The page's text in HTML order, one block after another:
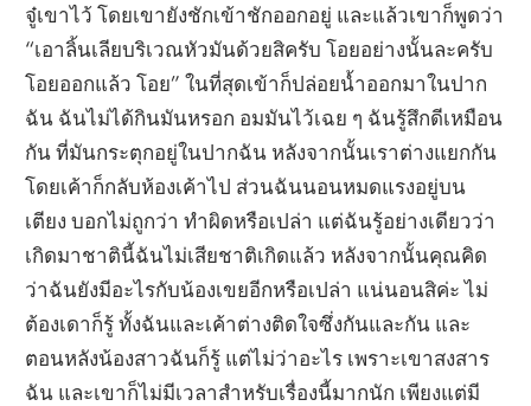
จู๋เขาไว้ โดยเขายังชักเข้าชักออกอยู่ และแล้วเขาก็พูดว่า
“เอาลิ้นเลียบริเวณหัวมันด้วยสิครับ โอยอย่างนั้นละครับ
โอยออกแล้ว โอย” ในที่สุดเข้าก็ปล่อยน้ำออกมาในปาก
ฉัน ฉันไม่ได้กินมันหรอก อมมันไว้เฉย ๆ ฉันรู้สึกดีเหมือน
กัน ที่มันกระตุกอยู่ในปากฉัน หลังจากนั้นเราต่างแยกกัน
โดยเค้าก็กลับห้องเค้าไป ส่วนฉันนอนหมดแรงอยู่บน
เตียง บอกไม่ถูกว่า ทำผิดหรือเปล่า แต่ฉันรู้อย่างเดียวว่า
เกิดมาชาตินี้ฉันไม่เสียชาติเกิดแล้ว หลังจากนั้นคุณคิด
ว่าฉันยังมีอะไรกับน้องเขยอีกหรือเปล่า แน่นอนสิค่ะ ไม่
ต้องเดาก็รู้ ทั้งฉันและเค้าต่างติดใจซึ่งกันและกัน และ
ตอนหลังน้องสาวฉันก็รู้ แต่ไม่ว่าอะไร เพราะเขาสงสาร
ฉัน และเขาก็ไม่มีเวลาสำหรับเรื่องนี้มากนัก เพียงแต่มี